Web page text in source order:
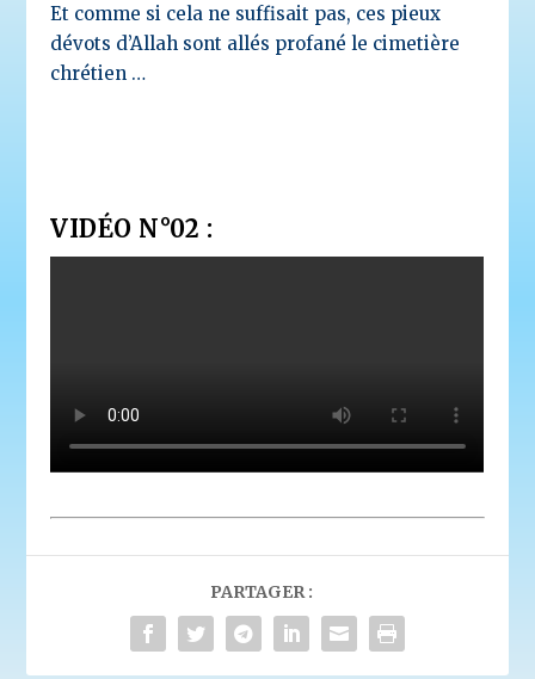
Et comme si cela ne suffisait pas, ces pieux
dévots d’Allah sont allés profané le cimetière
chrétien …
VIDÉO N°02 :
PARTAGER :